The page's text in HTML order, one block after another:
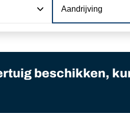
Aandrijving
beschikken,